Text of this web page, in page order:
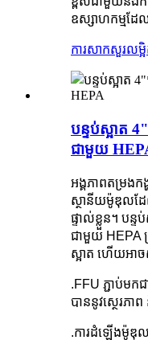
ឧស្សាហកម្មដែ
ការសាកសួរលម្
បន្ទប់ស្អាត
ជាមួយ
អង្គភាពតម្រងក
ស្ថានីយម៉ូឌុលដ
ផ្ទាល់ខ្លួន។ បន្
ជាមួយ HEPA ត្
ស្អាត ហើយអាច
.FFU ភ្ជាប់មក
បាននូវស្ថេរភ
.ការដំឡើងម៉ូឌុ